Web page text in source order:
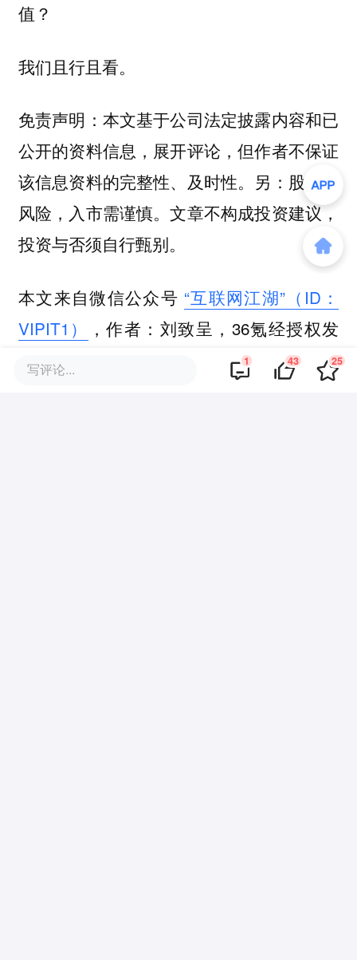
值？
我们且行且看。
免责声明：本文基于公司法定披露内容和已
公开的资料信息，展开评论，但作者不保证
该信息资料的完整性、及时性。另：股市有
风险，入市需谨慎。文章不构成投资建议，
投资与否须自行甄别。
本文来自微信公众号 “互联网江湖”（ID：
VIPIT1）
，作者：刘致呈，36氪经授权发
布。
写评论... 1 43 25